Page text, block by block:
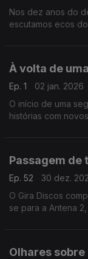
Nos dez anos do
escutamos ecos
À volta de
Ep. 1
02 jan. 2026
O início de uma
histórias com
Passagem de
Ep. 52
30 dez.
O Gira Discos
se para a Antena 2, naturalmente com outras músicas. Na
Olhares sobre